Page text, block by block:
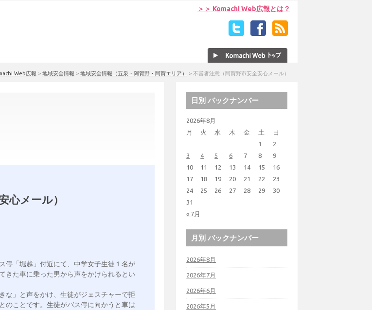
＞＞ Komachi Web広報とは？
Web広報 > 地域安全情報 > 地域安全情報（五泉・阿賀野・阿賀エリア） > 不審者注意（阿賀野市安全安心メール）
心メール）
停「堀越」付近にて、中学女子生徒１名が
きた車に乗った男から声をかけられるとい
な」と声をかけ、生徒がジェスチャーで拒
のことです。生徒がバス停に向かうと車は
日別 バックナンバー
2026年8月
月
火 水 木 金 土 日
« 7月
1
2
3
4 5 6 7 8
9
10
11 12 13 14 15
16
17
18 19 20 21 22
23
24
25 26 27 28 29
30
31
月別 バックナンバー
2026年8月
2026年7月
2026年6月
2026年5月